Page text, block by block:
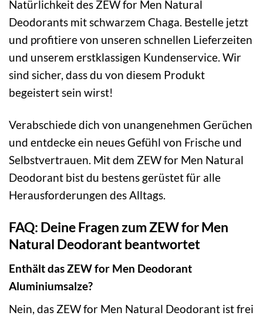
Natürlichkeit des ZEW for Men Natural
Deodorants mit schwarzem Chaga. Bestelle jetzt
und profitiere von unseren schnellen Lieferzeiten
und unserem erstklassigen Kundenservice. Wir
sind sicher, dass du von diesem Produkt
begeistert sein wirst!
Verabschiede dich von unangenehmen Gerüchen
und entdecke ein neues Gefühl von Frische und
Selbstvertrauen. Mit dem ZEW for Men Natural
Deodorant bist du bestens gerüstet für alle
Herausforderungen des Alltags.
FAQ: Deine Fragen zum ZEW for Men
Natural Deodorant beantwortet
Enthält das ZEW for Men Deodorant
Aluminiumsalze?
Nein, das ZEW for Men Natural Deodorant ist frei